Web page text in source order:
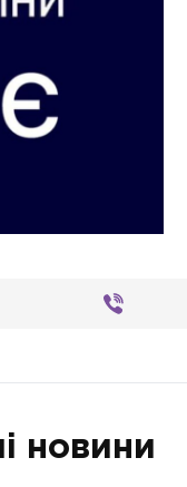
новини